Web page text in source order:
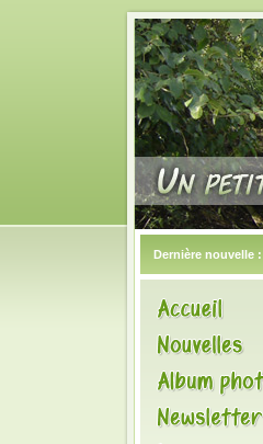
Dernière nouvelle :